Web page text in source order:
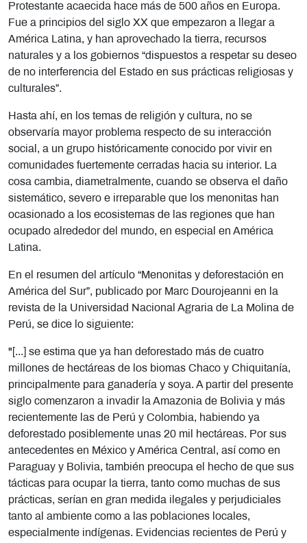
Protestante acaecida hace más de 500 años en Europa.
Fue a principios del siglo XX que empezaron a llegar a
América Latina, y han aprovechado la tierra, recursos
naturales y a los gobiernos “dispuestos a respetar su deseo
de no interferencia del Estado en sus prácticas religiosas y
culturales”.
Hasta ahí, en los temas de religión y cultura, no se
observaría mayor problema respecto de su interacción
social, a un grupo históricamente conocido por vivir en
comunidades fuertemente cerradas hacia su interior. La
cosa cambia, diametralmente, cuando se observa el daño
sistemático, severo e irreparable que los menonitas han
ocasionado a los ecosistemas de las regiones que han
ocupado alrededor del mundo, en especial en América
Latina.
En el resumen del artículo “Menonitas y deforestación en
América del Sur”, publicado por Marc Dourojeanni en la
revista de la Universidad Nacional Agraria de La Molina de
Perú, se dice lo siguiente:
"[...] se estima que ya han deforestado más de cuatro
millones de hectáreas de los biomas Chaco y Chiquitanía,
principalmente para ganadería y soya. A partir del presente
siglo comenzaron a invadir la Amazonia de Bolivia y más
recientemente las de Perú y Colombia, habiendo ya
deforestado posiblemente unas 20 mil hectáreas. Por sus
antecedentes en México y América Central, así como en
Paraguay y Bolivia, también preocupa el hecho de que sus
tácticas para ocupar la tierra, tanto como muchas de sus
prácticas, serían en gran medida ilegales y perjudiciales
tanto al ambiente como a las poblaciones locales,
especialmente indígenas. Evidencias recientes de Perú y